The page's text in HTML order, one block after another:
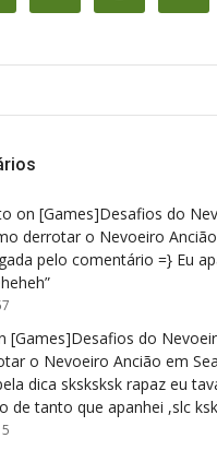
on [Games]Desafios do
derrotar o Nevoeiro
pelo comentário =} Eu
”
[Games]Desafios do
o Nevoeiro Ancião em
dica sksksksk rapaz eu
de tanto que apanhei ,slc